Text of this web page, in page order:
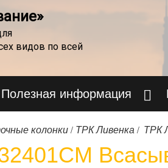
видов по всей
Полезная информация
колонки / ТРК Ливенка / ТРК